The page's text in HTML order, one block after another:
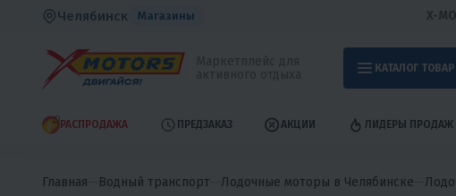
Челябинск Магазины X-
КАТАЛОГ
РАСПРОДАЖА ПРЕДЗАКАЗ АКЦИИ ЛИДЕРЫ ПРОДАЖ
Главная Водный транспорт Лодочные моторы в Челябинске